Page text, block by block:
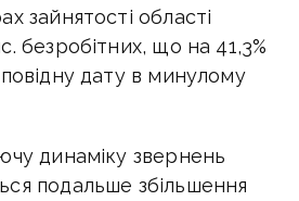
зайнятості області
безробітних, що на 41,3%
дату в минулому
динаміку звернень
подальше збільшення